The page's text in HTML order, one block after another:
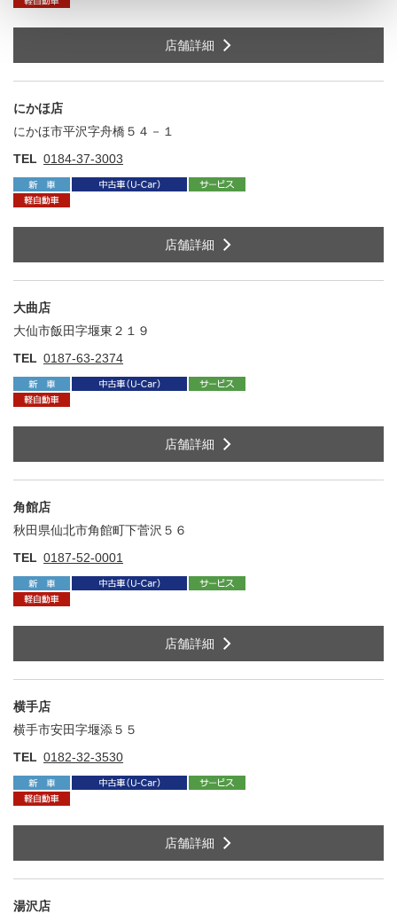
店舗詳細
にかほ店
にかほ市平沢字舟橋５４－１
TEL 0184-37-3003
店舗詳細
大曲店
大仙市飯田字堰東２１９
TEL 0187-63-2374
店舗詳細
角館店
秋田県仙北市角館町下菅沢５６
TEL 0187-52-0001
店舗詳細
横手店
横手市安田字堰添５５
TEL 0182-32-3530
店舗詳細
湯沢店